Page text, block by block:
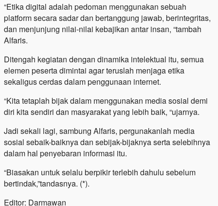
“Etika digital adalah pedoman menggunakan sebuah
platform secara sadar dan bertanggung jawab, berintegritas,
dan menjunjung nilai-nilai kebajikan antar insan, “tambah
Alfaris.
Ditengah kegiatan dengan dinamika intelektual itu, semua
elemen peserta dimintai agar teruslah menjaga etika
sekaligus cerdas dalam penggunaan internet.
“Kita tetaplah bijak dalam menggunakan media sosial demi
diri kita sendiri dan masyarakat yang lebih baik, “ujarnya.
Jadi sekali lagi, sambung Alfaris, pergunakanlah media
sosial sebaik-baiknya dan sebijak-bijaknya serta selebihnya
dalam hal penyebaran informasi itu.
“Biasakan untuk selalu berpikir terlebih dahulu sebelum
bertindak,”tandasnya. (*).
Editor: Darmawan